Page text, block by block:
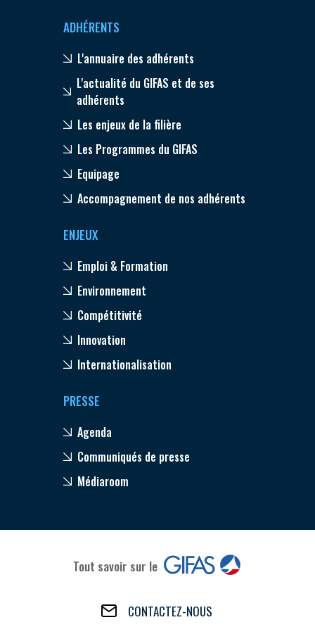
ADHÉRENTS
L'annuaire des adhérents
L'actualité du GIFAS et de ses
adhérents
Les enjeux de la filière
Les Programmes du GIFAS
Equipage
Accompagnement de nos adhérents
ENJEUX
Emploi & Formation
Environnement
Compétitivité
Innovation
Internationalisation
PRESSE
Agenda
Communiqués de presse
Médiaroom
Tout savoir sur le
CONTACTEZ-NOUS